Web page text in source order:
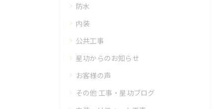
防水
内装
公共工事
星功からのお知らせ
お客様の声
その他 工事・星功ブログ